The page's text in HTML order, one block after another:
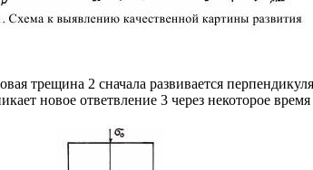
трещина 2 сначала развивается
новое ответвление 3 через некоторое